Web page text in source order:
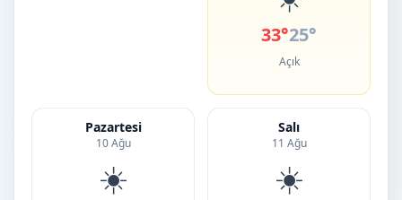
33°25°
Açık
Pazartesi
10 Ağu
☀️
Salı
11 Ağu
☀️